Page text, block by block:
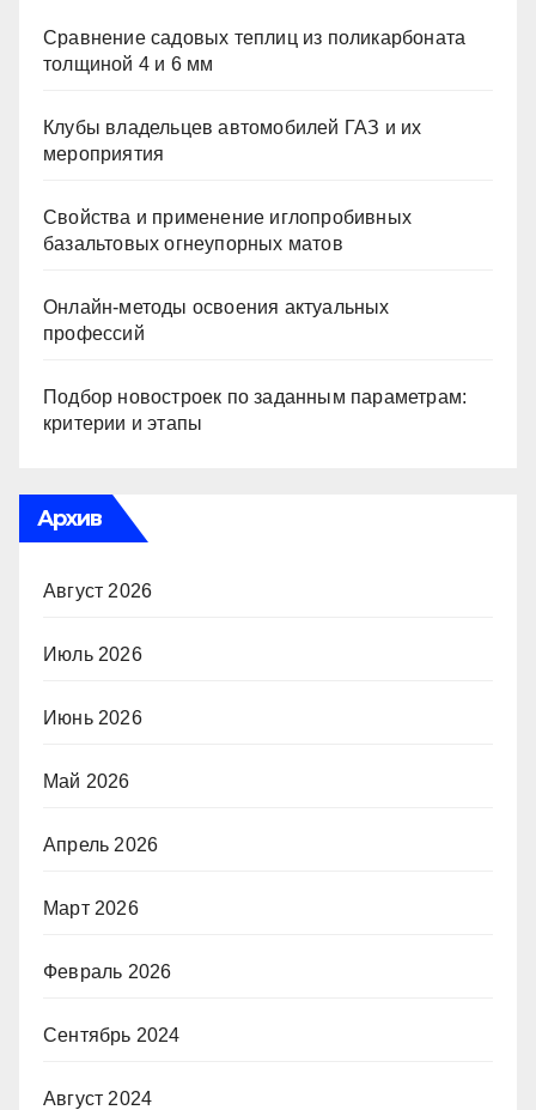
Сравнение садовых теплиц из поликарбоната
толщиной 4 и 6 мм
Клубы владельцев автомобилей ГАЗ и их
мероприятия
Свойства и применение иглопробивных
базальтовых огнеупорных матов
Онлайн-методы освоения актуальных
профессий
Подбор новостроек по заданным параметрам:
критерии и этапы
Архив
Август 2026
Июль 2026
Июнь 2026
Май 2026
Апрель 2026
Март 2026
Февраль 2026
Сентябрь 2024
Август 2024